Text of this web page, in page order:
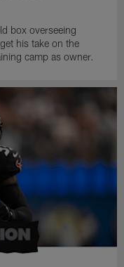
box overseeing
his take on the
camp as owner.